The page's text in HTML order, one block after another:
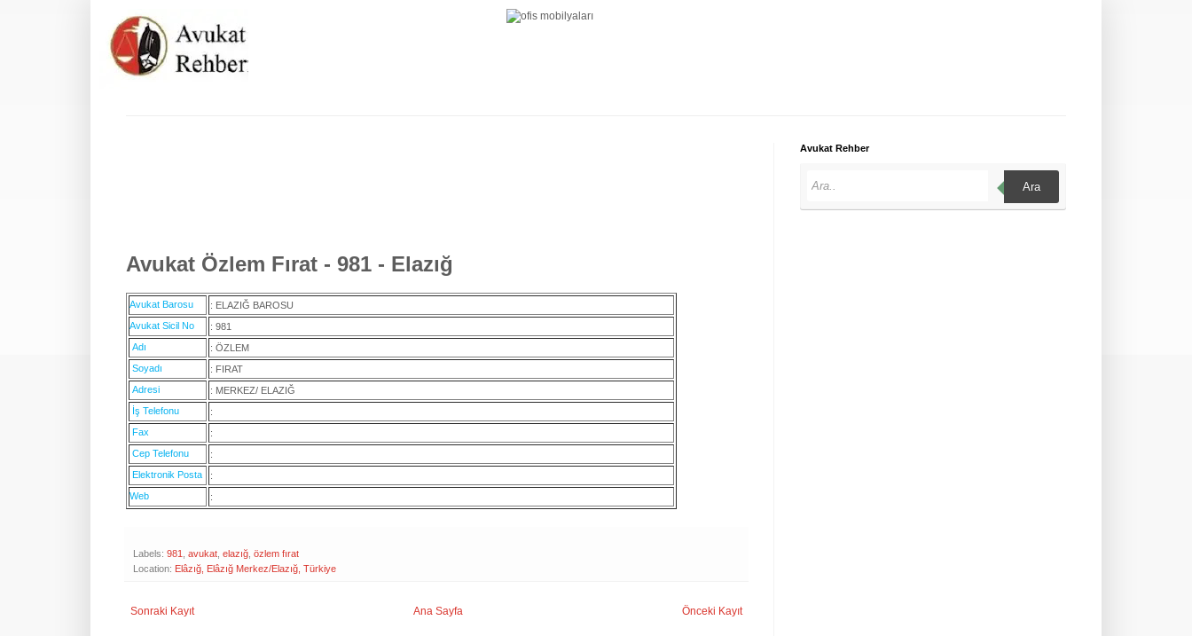
Avukat Özlem Fırat - 981 - Elazığ
Avukat Barosu
: ELAZIĞ BAROSU
Avukat Sicil No
: 981
Adı
: ÖZLEM
Soyadı
: FIRAT
Adresi
: MERKEZ/ ELAZIĞ
İş Telefonu
:
Fax
:
Cep Telefonu
:
Elektronik Posta
:
Web
:
Labels: 981 avukat elazığ özlem fırat
Location: Elâzığ, Elâzığ Merkez/Elazığ, Türkiye
Sonraki Kayıt Önceki Kayıt
Ana Sayfa
Avukat Rehber
Ara